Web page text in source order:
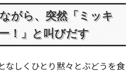
がら、突然「ミッキ
！」と叫びだす
なしくひとり黙々とぶどうを食